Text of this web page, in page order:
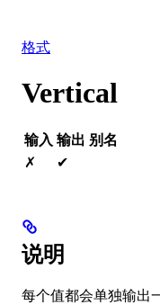
格式
Vertical
输入 输出 别名
✗
✔
说明
每个值都会单独输出